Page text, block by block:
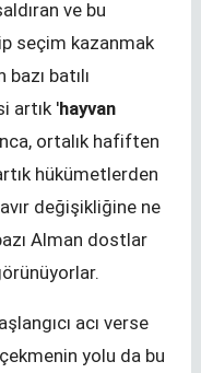
ve bu
seçim kazanmak
batılı
artık 'hayvan
ortalık hafiften
hükümetlerden
değişikliğine ne
Alman dostlar
acı verse
yolu da bu